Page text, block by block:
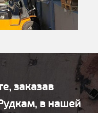
заказав
в нашей